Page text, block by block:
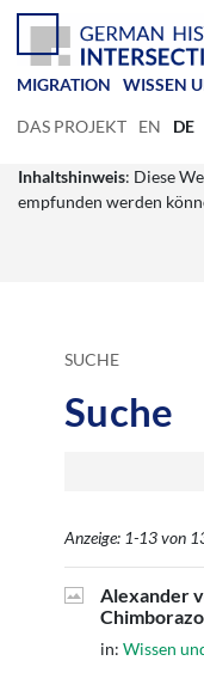
MIGRATION WISSEN
DAS PROJEKT EN DE
Inhaltshinweis: Diese
empfunden werden
SUCHE
Suche
Anzeige: 1-13 von
Alexander
in: Wissen